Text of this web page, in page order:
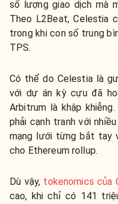
số lượng giao dịch mà
Theo L2Beat, Celestia
trong khi con số trung
TPS.
Có thể do Celestia là
với dự án kỳ cựu đã
Arbitrum là khập
phải cạnh tranh với
mạng lưới từng bắt tay
cho Ethereum rollup.
Dù vậy, tokenomics của
cao, khi chỉ có 141